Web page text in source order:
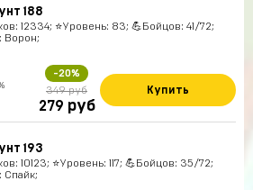
188
12334; ⭐Уровень: 83; 💪Бойцов: 41/72;
Ворон;
-20%
349 руб
279 руб
Купить
193
10123; ⭐Уровень: 117; 💪Бойцов: 35/72;
Спайк;